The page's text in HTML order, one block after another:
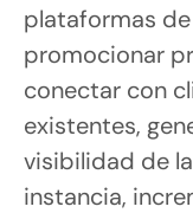
plataformas
promocionar
conectar con
existentes,
visibilidad de
instancia,